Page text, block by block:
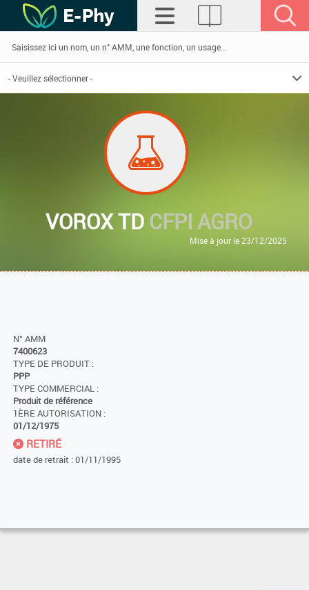
VOROX TDCFPI AGRO
Mise à jour le 23/12/2025
N° AMM
7400623
TYPE DE PRODUIT :
PPP
TYPE COMMERCIAL :
Produit de référence
1ÈRE AUTORISATION :
01/12/1975
RETIRÉ
date de retrait : 01/11/1995